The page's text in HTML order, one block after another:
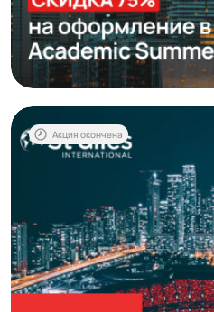
Акция окончена